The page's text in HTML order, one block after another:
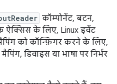
कॉम्पोनेंट, बटन,
ऐक्सिस के लिए, Linux इवेंट
को कॉन्फ़िगर करने के लिए,
डिवाइस या भाषा पर निर्भर